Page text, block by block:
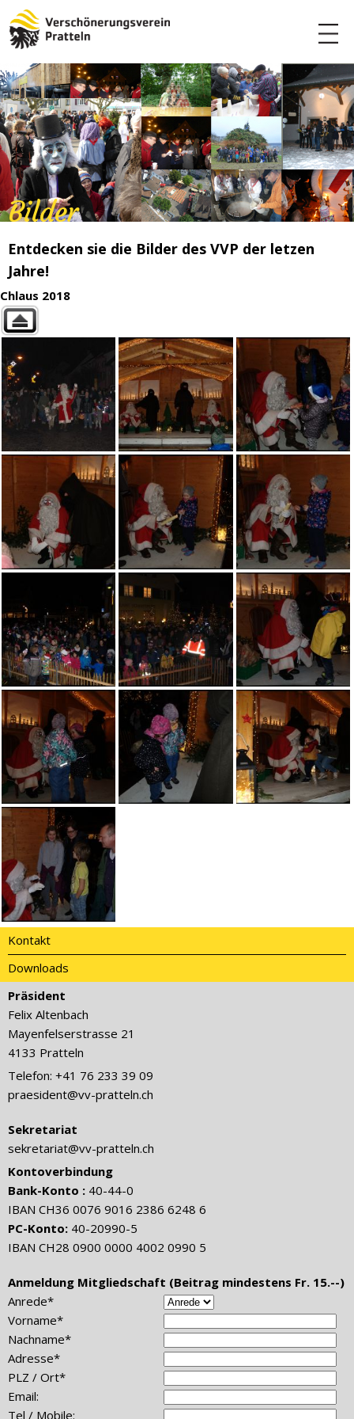
Bilder
Entdecken sie die Bilder des VVP der letzen
Jahre!
Chlaus 2018
Kontakt
Downloads
Präsident
Felix Altenbach
Mayenfelserstrasse 21
4133 Pratteln
Telefon: +41 76 233 39 09
praesident@vv-pratteln.ch
Sekretariat
sekretariat@vv-pratteln.ch
Kontoverbindung
Bank-Konto : 40-44-0
IBAN CH36 0076 9016 2386 6248 6
PC-Konto: 40-20990-5
IBAN CH28 0900 0000 4002 0990 5
Anmeldung Mitgliedschaft (Beitrag mindestens Fr. 15.--)
Anrede*
Vorname*
Nachname*
Adresse*
PLZ / Ort*
Email:
Tel / Mobile: